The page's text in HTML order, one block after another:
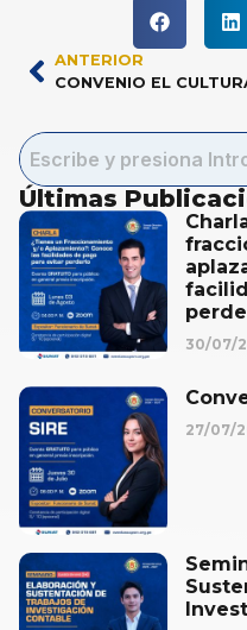
Últimas
30/07/
27/07/
ANTERIOR
CONVENIO EL